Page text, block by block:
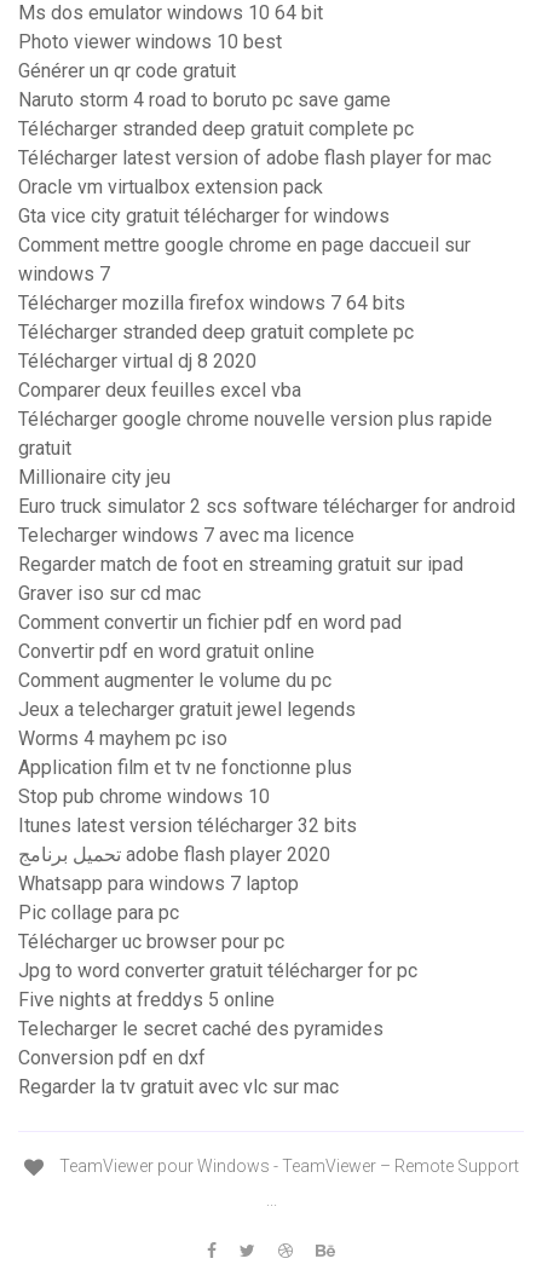
Ms dos emulator windows 10 64 bit
Photo viewer windows 10 best
Générer un qr code gratuit
Naruto storm 4 road to boruto pc save game
Télécharger stranded deep gratuit complete pc
Télécharger latest version of adobe flash player for mac
Oracle vm virtualbox extension pack
Gta vice city gratuit télécharger for windows
Comment mettre google chrome en page daccueil sur
windows 7
Télécharger mozilla firefox windows 7 64 bits
Télécharger stranded deep gratuit complete pc
Télécharger virtual dj 8 2020
Comparer deux feuilles excel vba
Télécharger google chrome nouvelle version plus rapide
gratuit
Millionaire city jeu
Euro truck simulator 2 scs software télécharger for android
Telecharger windows 7 avec ma licence
Regarder match de foot en streaming gratuit sur ipad
Graver iso sur cd mac
Comment convertir un fichier pdf en word pad
Convertir pdf en word gratuit online
Comment augmenter le volume du pc
Jeux a telecharger gratuit jewel legends
Worms 4 mayhem pc iso
Application film et tv ne fonctionne plus
Stop pub chrome windows 10
Itunes latest version télécharger 32 bits
تحميل برنامج adobe flash player 2020
Whatsapp para windows 7 laptop
Pic collage para pc
Télécharger uc browser pour pc
Jpg to word converter gratuit télécharger for pc
Five nights at freddys 5 online
Telecharger le secret caché des pyramides
Conversion pdf en dxf
Regarder la tv gratuit avec vlc sur mac
TeamViewer pour Windows - TeamViewer – Remote Support